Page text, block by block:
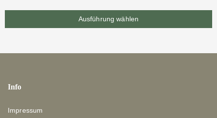
Ausführung wählen
Info
Impressum